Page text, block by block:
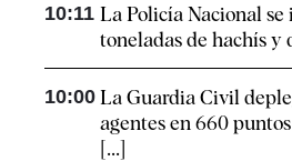
10:11 La Policía Nacional se
toneladas de hachís y
10:00 La Guardia Civil
agentes en 660
[...]